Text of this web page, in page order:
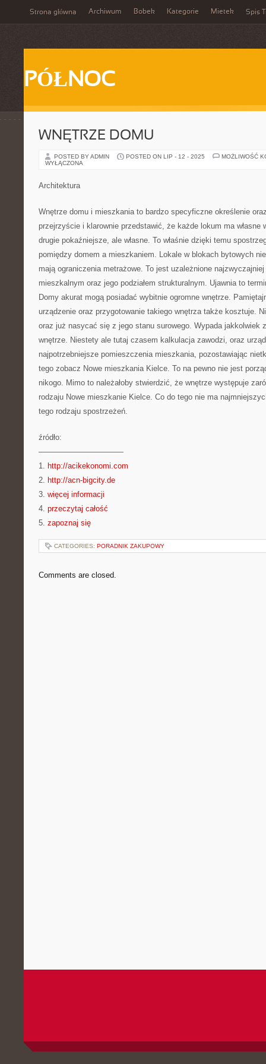
Strona główna Archiwum Bobek Kategorie Mietek Spis
PÓŁNOC
WNĘTRZE DOMU
POSTED BY ADMIN POSTED ON LIP - 12 - 2025
MOŻLIWOŚĆ
WYŁĄCZONA
Architektura
Wnętrze domu i mieszkania to bardzo specyficzne określenie
przejrzyście i klarownie przedstawić, że każde lokum ma własne
drugie pokaźniejsze, ale własne. To właśnie dzięki temu
pomiędzy domem a mieszkaniem. Lokale w blokach bytowych
mają ograniczenia metrażowe. To jest uzależnione
mieszkalnym oraz jego podziałem strukturalnym. Ujawnia to
Domy akurat mogą posiadać wybitnie ogromne wnętrze.
urządzenie oraz przygotowanie takiego wnętrza także kosztuje.
oraz już nasycać się z jego stanu surowego. Wypada jakkolwiek
wnętrze. Niestety ale tutaj czasem kalkulacja zawodzi, oraz
najpotrzebniejsze pomieszczenia mieszkania, pozostawiając
tego zobacz Nowe mieszkania Kielce. To na pewno nie jest
nikogo. Mimo to należałoby stwierdzić, że wnętrze występuje
rodzaju Nowe mieszkanie Kielce. Co do tego nie ma
tego rodzaju spostrzeżeń.
źródło:
———————————
1. http://acikekonomi.com
2. http://acn-bigcity.de
3. więcej informacji
4. przeczytaj całość
5. zapoznaj się
CATEGORIES: PORADNIK ZAKUPOWY
Comments are closed.